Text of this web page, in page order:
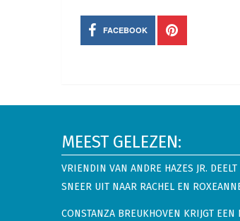
FACEBOOK
MEEST GELEZEN:
VRIENDIN VAN ANDRE HAZES JR.
SNEER UIT NAAR RACHEL EN
CONSTANZA BREUKHOVEN KRIJGT EEN